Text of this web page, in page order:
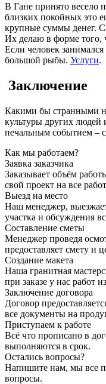
В Гане принято весело
близких покойных это
крупные суммы денег.
Их делаю в форме того,
Если человек
большой рыбы. Услуги.
Заключение
Какими бы странными
культуры других людей
печальным событием –
Как мы работаем?
Заявка заказчика
Заказывает объём
свой проект на все
Выезд на место
Наш менеджер,
участка и обсуждения
Составление сметы
Менеджер проведя
предоставляет смету и
Создание макета
Наша гранитная
при заказе у нас работ
Заключение договора
Договор
все документы на
Приступаем к работе
Всё что прописано в
выполняются в срок.
Остались вопросы?
Напишите нам, мы все
вопросы.